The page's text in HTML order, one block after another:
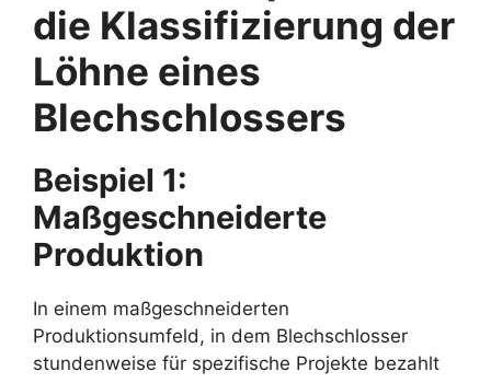
die Klassifizierung der
Löhne eines
Blechschlossers
Beispiel 1:
Maßgeschneiderte
Produktion
In einem maßgeschneiderten
Produktionsumfeld, in dem Blechschlosser
stundenweise für spezifische Projekte bezahlt